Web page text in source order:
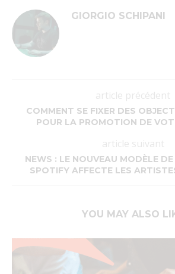
GIORGIO SCHIPANI
article précédent
COMMENT SE FIXER DES
POUR LA PROMOTION DE
article suivant
NEWS : LE NOUVEAU MODÈLE
SPOTIFY AFFECTE LES
YOU MAY ALSO